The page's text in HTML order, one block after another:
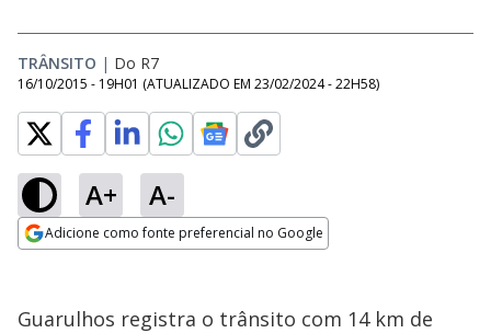
TRÂNSITO | Do R7
16/10/2015 - 19H01 (ATUALIZADO EM 23/02/2024 - 22H58)
A+ A-
Adicione como fonte preferencial no Google
Guarulhos registra o trânsito com 14 km de